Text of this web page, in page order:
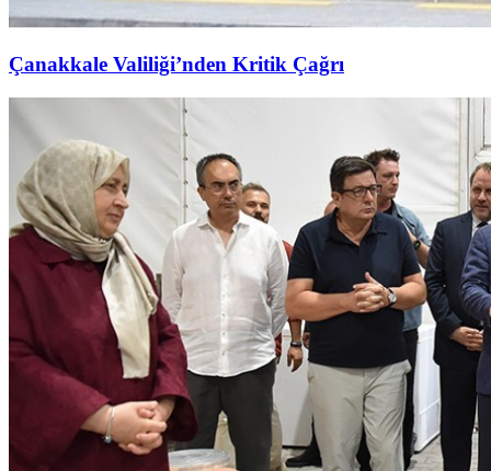
Çanakkale Valiliği’nden Kritik Çağrı